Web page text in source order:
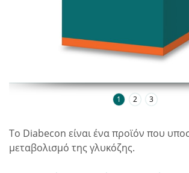
1 2 3
Το Diabecon είναι ένα προϊόν που
μεταβολισμό της γλυκόζης.